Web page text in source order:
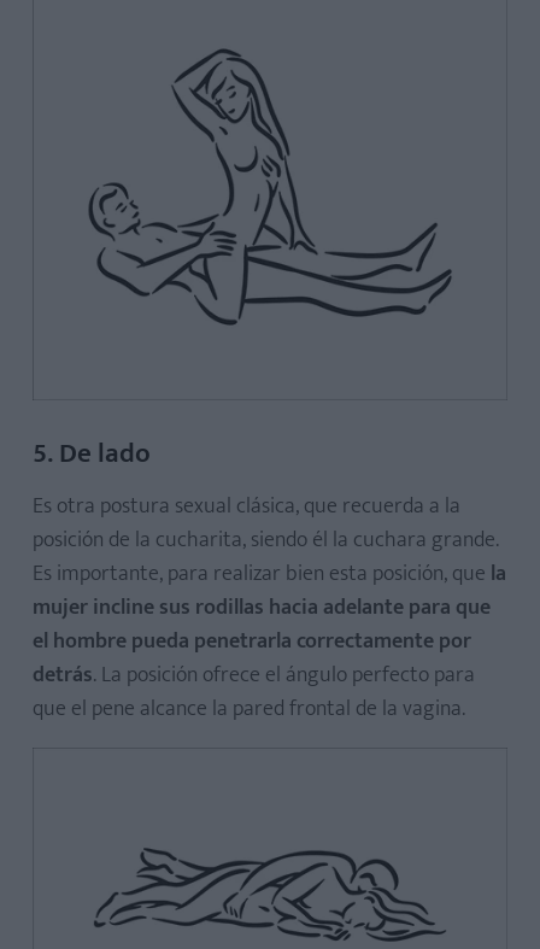
5. De lado
Es otra postura sexual clásica, que recuerda a la
posición de la cucharita, siendo él la cuchara grande.
Es importante, para realizar bien esta posición, que la
mujer incline sus rodillas hacia adelante para que
el hombre pueda penetrarla correctamente por
detrás. La posición ofrece el ángulo perfecto para
que el pene alcance la pared frontal de la vagina.